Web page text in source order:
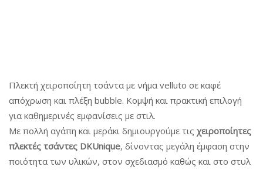
Πλεκτή χειροποίητη τσάντα με νήμα velluto σε καφέ
απόχρωση και πλέξη bubble. Κομψή και πρακτική επιλογή
για καθημερινές εμφανίσεις με στιλ.
Με πολλή αγάπη και μεράκι δημιουργούμε τις χειροποίητες
πλεκτές τσάντες DKUnique, δίνοντας μεγάλη έμφαση στην
ποιότητα των υλικών, στον σχεδιασμό καθώς και στο στυλ